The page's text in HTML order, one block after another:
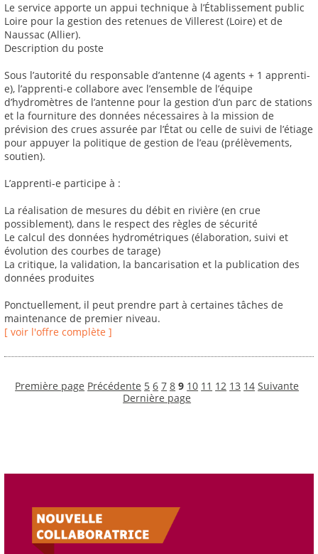
Le service apporte un appui technique à l’Établissement public
Loire pour la gestion des retenues de Villerest (Loire) et de
Naussac (Allier).
Description du poste
Sous l’autorité du responsable d’antenne (4 agents + 1 apprenti-
e), l’apprenti-e collabore avec l’ensemble de l’équipe
d’hydromètres de l’antenne pour la gestion d’un parc de stations
et la fourniture des données nécessaires à la mission de
prévision des crues assurée par l’État ou celle de suivi de l’étiage
pour appuyer la politique de gestion de l’eau (prélèvements,
soutien).
L’apprenti-e participe à :
La réalisation de mesures du débit en rivière (en crue
possiblement), dans le respect des règles de sécurité
Le calcul des données hydrométriques (élaboration, suivi et
évolution des courbes de tarage)
La critique, la validation, la bancarisation et la publication des
données produites
Ponctuellement, il peut prendre part à certaines tâches de
maintenance de premier niveau.
[ voir l'offre complète ]
Première page Précédente 5 6 7 8 9 10 11 12 13 14 Suivante
Dernière page